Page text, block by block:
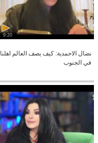
9:20
نضال الاحمدية: كيف يصف العالم اهلنا
في الجنوب